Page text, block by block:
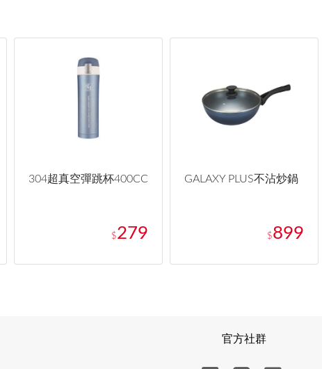
304超真空彈跳杯400CC
$279
GALAXY PLUS不沾炒鍋
$899
官方社群